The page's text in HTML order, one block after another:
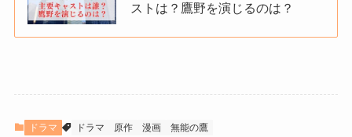
ストは？鷹野を演じるのは？
ドラマ ドラマ 原作 漫画 無能の鷹